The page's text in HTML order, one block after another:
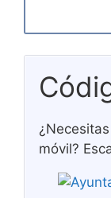
móvil?